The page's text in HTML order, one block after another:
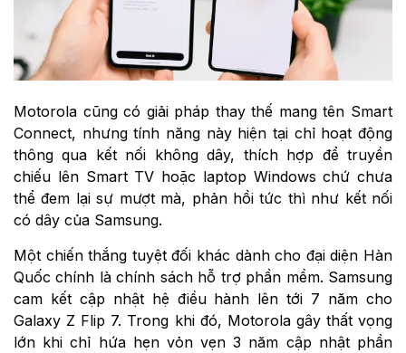
Motorola cũng có giải pháp thay thế mang tên Smart
Connect, nhưng tính năng này hiện tại chỉ hoạt động
thông qua kết nối không dây, thích hợp để truyền
chiếu lên Smart TV hoặc laptop Windows chứ chưa
thể đem lại sự mượt mà, phản hồi tức thì như kết nối
có dây của Samsung.
Một chiến thắng tuyệt đối khác dành cho đại diện Hàn
Quốc chính là chính sách hỗ trợ phần mềm. Samsung
cam kết cập nhật hệ điều hành lên tới 7 năm cho
Galaxy Z Flip 7. Trong khi đó, Motorola gây thất vọng
lớn khi chỉ hứa hẹn vỏn vẹn 3 năm cập nhật phần